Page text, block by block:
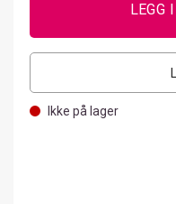
Ikke på lager